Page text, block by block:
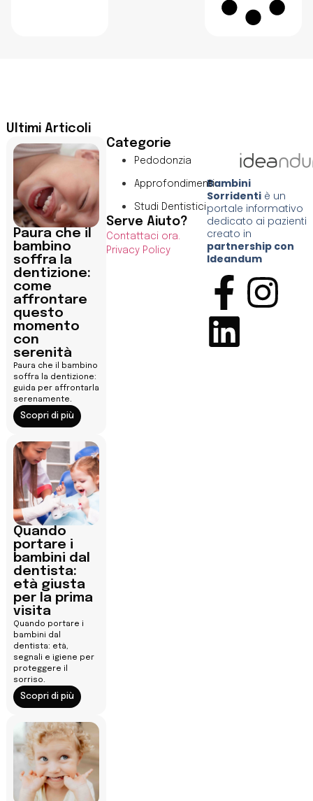
Bambini
Sorridentiè un
portale informativo
dedicato ai pazienti
creato in
partnership con
Ideandum
Categorie
Pedodonzia
Approfondimenti
Studi Dentistici
Serve Aiuto?
Contattaci ora.
Privacy Policy
Ultimi Articoli
Paura che il
bambino
soffra la
dentizione:
come
affrontare
questo
momento
con
serenità
Paura che il bambino
soffra la dentizione:
guida per affrontarla
serenamente.
Scopri di più
Quando
portare i
bambini dal
dentista:
età giusta
per la prima
visita
Quando portare i
bambini dal
dentista: età,
segnali e igiene per
proteggere il
sorriso.
Scopri di più